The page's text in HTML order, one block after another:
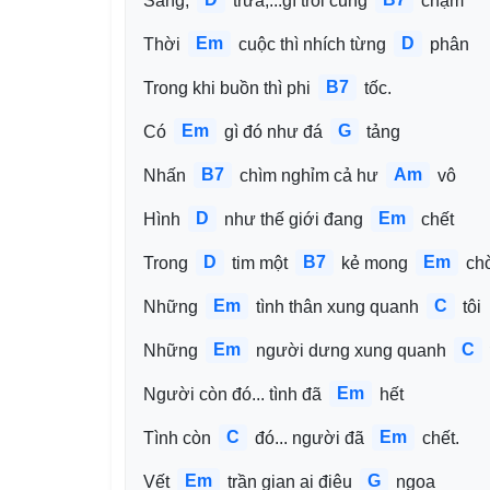
Thời Em cuộc thì nhích từng D phân
Trong khi buồn thì phi B7 tốc.
Có Em gì đó như đá G tảng
Nhấn B7 chìm nghỉm cả hư Am vô
Hình D như thế giới đang Em chết
Trong D tim một B7 kẻ mong Em
Những Em tình thân xung quanh C tôi
Những Em người dưng xung quanh C
Người còn đó... tình đã Em hết
Tình còn C đó... người đã Em chết.
Vết Em trần gian ai điêu G ngoa